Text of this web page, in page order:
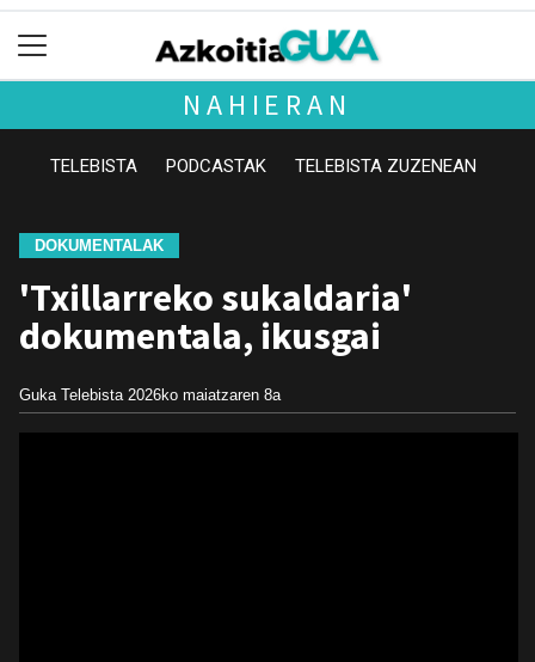
NAHIERAN
TELEBISTA PODCASTAK TELEBISTA ZUZENEAN
DOKUMENTALAK
'Txillarreko sukaldaria'
dokumentala, ikusgai
Guka Telebista 2026ko maiatzaren 8a